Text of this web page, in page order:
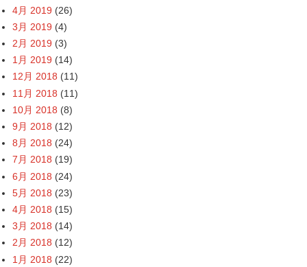
4月 2019 (26)
3月 2019 (4)
2月 2019 (3)
1月 2019 (14)
12月 2018 (11)
11月 2018 (11)
10月 2018 (8)
9月 2018 (12)
8月 2018 (24)
7月 2018 (19)
6月 2018 (24)
5月 2018 (23)
4月 2018 (15)
3月 2018 (14)
2月 2018 (12)
1月 2018 (22)